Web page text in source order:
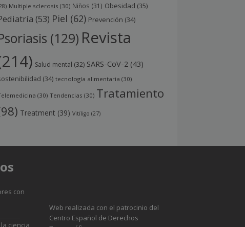
Multiple sclerosis (30) Niños (31) Obesidad (35)
(53) Piel (62) Prevención (34)
(129) Revista
Salud mental (32) SARS-CoV-2 (43)
(34) tecnología alimentaria (30)
(30) Tendencias (30) Tratamiento
Treatment (39) Vitíligo (27)
con
ciencia
Web realizada con el patrocinio del
Centro Español de Derechos